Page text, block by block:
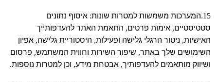
15. המערכות משמשות למטרות שונות: איסוף נתונים
סטטיסטיים, אימות פרטים, התאמת האתר להעדפותייך
האישיות, ניטור הרגלי גלישה ופעילות, היסטוריית גלישה, אפיון
השימושים שלך באתר, שיפור השירות וחווית המשתמש, פרסום
ושיווק מותאמים להעדפותיך, אבטחת מידע, וכן למטרות נוספות.